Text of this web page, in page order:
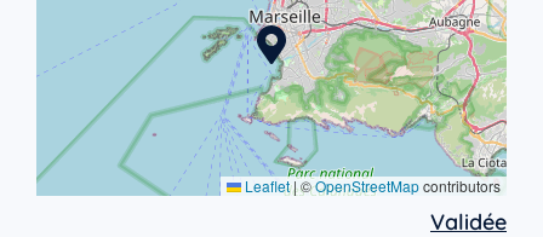
Leaflet|©OpenStreetMapcontributors
Validée